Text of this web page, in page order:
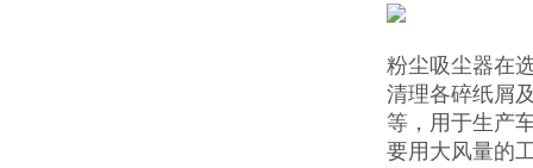
粉尘吸尘器在
清理各碎纸屑
等，用于生产
要用大风量的